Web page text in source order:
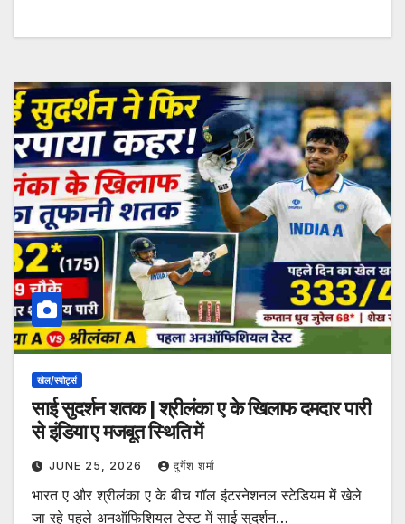
खेल/स्पोर्ट्स
साई सुदर्शन शतक | श्रीलंका ए के खिलाफ दमदार पारी
से इंडिया ए मजबूत स्थिति में
JUNE 25, 2026 दुर्गेश शर्मा
भारत ए और श्रीलंका ए के बीच गॉल इंटरनेशनल स्टेडियम में खेले
जा रहे पहले अनऑफिशियल टेस्ट में साई सुदर्शन…